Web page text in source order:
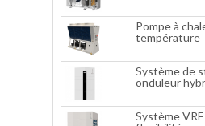
Pompe à
température
Système de
onduleur
Système